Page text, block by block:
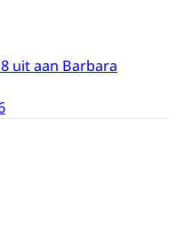
uit aan Barbara